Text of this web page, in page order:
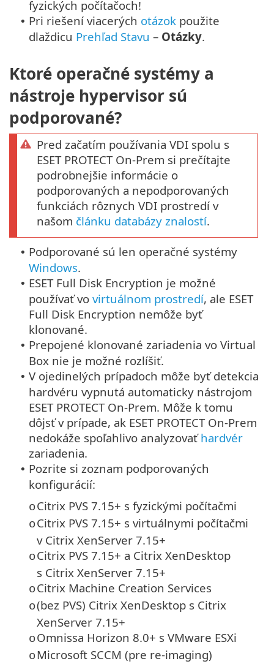
fyzických počítačoch!
• Pri riešení viacerých otázok použite
dlaždicu Prehľad Stavu – Otázky.
Ktoré operačné systémy a
nástroje hypervisor sú
podporované?
Pred začatím používania VDI spolu s
ESET PROTECT On-Prem si prečítajte
podrobnejšie informácie o
podporovaných a nepodporovaných
funkciách rôznych VDI prostredí v
našom článku databázy znalostí.
• Podporované sú len operačné systémy
Windows.
• ESET Full Disk Encryption je možné
používať vo virtuálnom prostredí, ale ESET
Full Disk Encryption nemôže byť
klonované.
• Prepojené klonované zariadenia vo Virtual
Box nie je možné rozlíšiť.
• V ojedinelých prípadoch môže byť detekcia
hardvéru vypnutá automaticky nástrojom
ESET PROTECT On-Prem. Môže k tomu
dôjsť v prípade, ak ESET PROTECT On-Prem
nedokáže spoľahlivo analyzovaťhardvér
zariadenia.
• Pozrite si zoznam podporovaných
konfigurácií:
oCitrix PVS 7.15+ s fyzickými počítačmi
oCitrix PVS 7.15+ s virtuálnymi počítačmi
v Citrix XenServer 7.15+
oCitrix PVS 7.15+ a Citrix XenDesktop
s Citrix XenServer 7.15+
oCitrix Machine Creation Services
o(bez PVS) Citrix XenDesktop s Citrix
XenServer 7.15+
oOmnissa Horizon 8.0+ s VMware ESXi
oMicrosoft SCCM (pre re-imaging)